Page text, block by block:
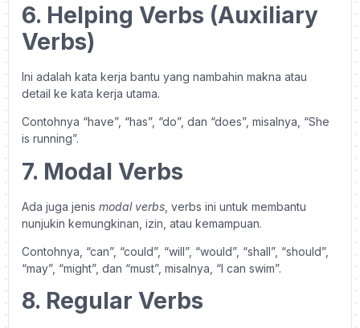
6. Helping Verbs (Auxiliary
Verbs)
Ini adalah kata kerja bantu yang nambahin makna atau
detail ke kata kerja utama.
Contohnya “have”, “has”, “do”, dan “does”, misalnya, “She
is running”.
7. Modal Verbs
Ada juga jenis modal verbs , verbs ini untuk membantu
nunjukin kemungkinan, izin, atau kemampuan.
Contohnya, “can”, “could”, “will”, “would”, “shall”, “should”,
“may”, “might”, dan “must”, misalnya, “I can swim”.
8. Regular Verbs